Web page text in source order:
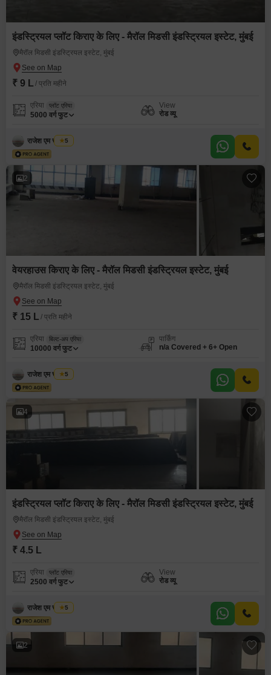
इंडस्ट्रियल प्लॉट किराए के लिए - मैरॉल मिडसी इंडस्ट्रियल इस्टेट, मुंबई
मैरॉल मिडसी इंडस्ट्रियल इस्टेट, मुंबई
₹ 9 L / प्रति महीने
एरिया प्लॉट एरिया
5000 वर्ग फुट
View
रोड व्यू
राजेश एम चौरसिया
5
2
वेयरहाउस किराए के लिए - मैरॉल मिडसी इंडस्ट्रियल इस्टेट, मुंबई
मैरॉल मिडसी इंडस्ट्रियल इस्टेट, मुंबई
₹ 15 L / प्रति महीने
एरिया बिल्ट-अप एरिया
10000 वर्ग फुट
पार्किंग
n/a Covered + 6+ Open
राजेश एम चौरसिया
5
4
इंडस्ट्रियल प्लॉट किराए के लिए - मैरॉल मिडसी इंडस्ट्रियल इस्टेट, मुंबई
मैरॉल मिडसी इंडस्ट्रियल इस्टेट, मुंबई
₹ 4.5 L
एरिया प्लॉट एरिया
2500 वर्ग फुट
View
रोड व्यू
राजेश एम चौरसिया
5
2